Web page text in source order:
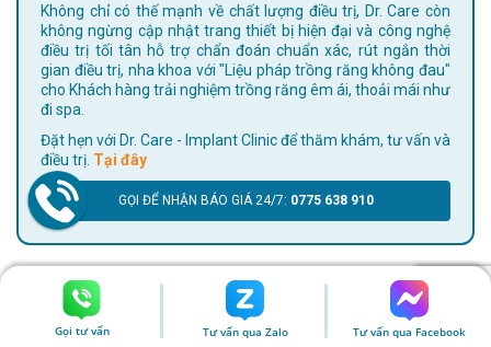
Không chỉ có thế mạnh về chất lượng điều trị, Dr. Care còn
không ngừng cập nhật trang thiết bị hiện đại và công nghệ
điều trị tối tân hỗ trợ chẩn đoán chuẩn xác, rút ngắn thời
gian điều trị, nha khoa với "Liệu pháp trồng răng không đau"
cho Khách hàng trải nghiệm trồng răng êm ái, thoải mái như
đi spa.
Đặt hẹn với Dr. Care - Implant Clinic để thăm khám, tư vấn và
điều trị. Tại đây
GỌI ĐỂ NHẬN BÁO GIÁ 24/7: 0775 638 910
Gọi tư vấn Tư vấn qua Zalo Tư vấn qua Facebook